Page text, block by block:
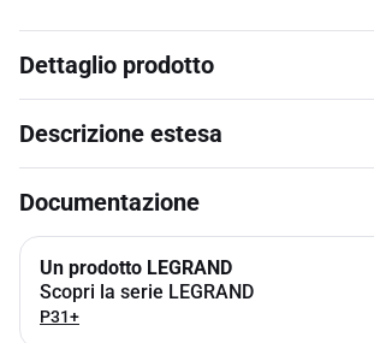
Dettaglio prodotto
Descrizione estesa
Documentazione
Un prodotto LEGRAND
Scopri la serie LEGRAND
P31+